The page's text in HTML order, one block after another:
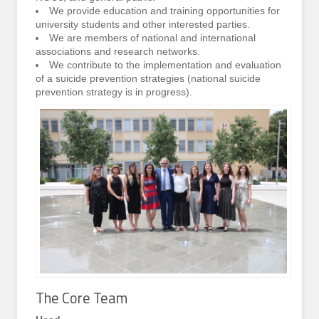
We provide education and training opportunities for
university students and other interested parties.
We are members of national and international
associations and research networks.
We contribute to the implementation and evaluation
of a suicide prevention strategies (national suicide
prevention strategy is in progress).
The Core Team